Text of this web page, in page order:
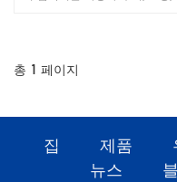
총 1 페이지
집 제품
뉴스